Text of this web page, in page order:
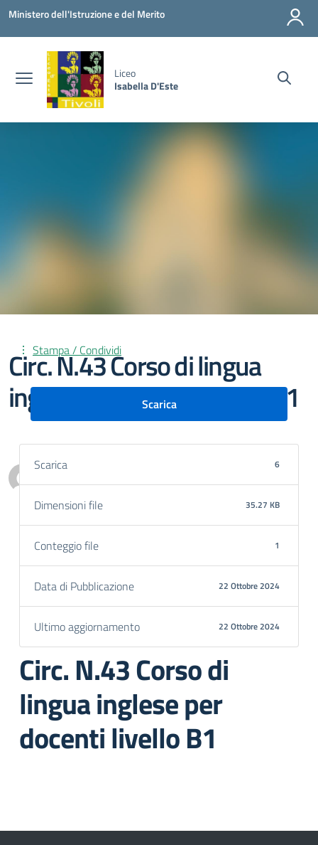
Vai ai contenuti
Vai al menu di navigazione
Vai al footer
Ministero dell'Istruzione e del Merito
Liceo
Isabella D'Este
Circ. N.43 Corso di lingua
inglese per docenti livello B1
Stampa / Condividi
Scarica
Scarica 6
Dimensioni file 35.27 KB
Conteggio file 1
Data di Pubblicazione 22 Ottobre 2024
Ultimo aggiornamento 22 Ottobre 2024
Circ. N.43 Corso di
lingua inglese per
docenti livello B1